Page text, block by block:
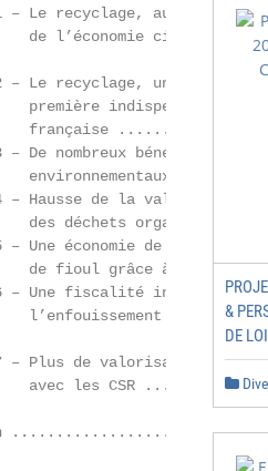
Le recyclage, au cœur
de l’économie circulaire
Le recyclage, une source de
première indispensable à
française
De nombreux bénéfices
environnementaux
de la valorisation
des déchets organiques
Une économie de 1,6
de fioul grâce à l’énergie
– Une fiscalité incitative
l’enfouissement et
– Plus de valorisation
avec les CSR
&
DE